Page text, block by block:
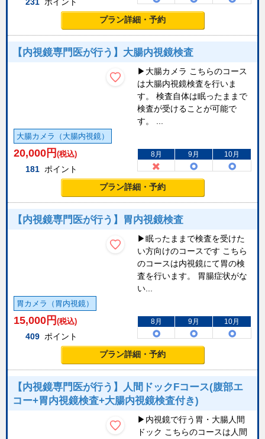
231 ポイント
プラン詳細・予約
【内視鏡専門医が行う】大腸内視鏡検査
▶大腸カメラ こちらのコース
は大腸内視鏡検査を行いま
す。 検査自体は眠ったままで
検査が受けることが可能で
す。 ...
大腸カメラ（大腸内視鏡）
20,000 円 (税込)
181 ポイント
8月 9月 10月
プラン詳細・予約
【内視鏡専門医が行う】胃内視鏡検査
▶眠ったままで検査を受けた
い方向けのコースです こちら
のコースは内視鏡にて胃の検
査を行います。 胃腸症状がな
い...
胃カメラ（胃内視鏡）
15,000 円 (税込)
409 ポイント
8月 9月 10月
プラン詳細・予約
【内視鏡専門医が行う】人間ドックFコース(腹部エ
コー+胃内視鏡検査+大腸内視鏡検査付き)
▶内視鏡で行う胃・大腸人間
ドック こちらのコースは人間